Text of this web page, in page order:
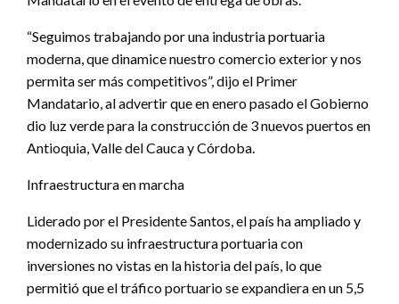
“Seguimos trabajando por una industria portuaria
moderna, que dinamice nuestro comercio exterior y nos
permita ser más competitivos”, dijo el Primer
Mandatario, al advertir que en enero pasado el Gobierno
dio luz verde para la construcción de 3 nuevos puertos en
Antioquia, Valle del Cauca y Córdoba.
Infraestructura en marcha
Liderado por el Presidente Santos, el país ha ampliado y
modernizado su infraestructura portuaria con
inversiones no vistas en la historia del país, lo que
permitió que el tráfico portuario se expandiera en un 5,5